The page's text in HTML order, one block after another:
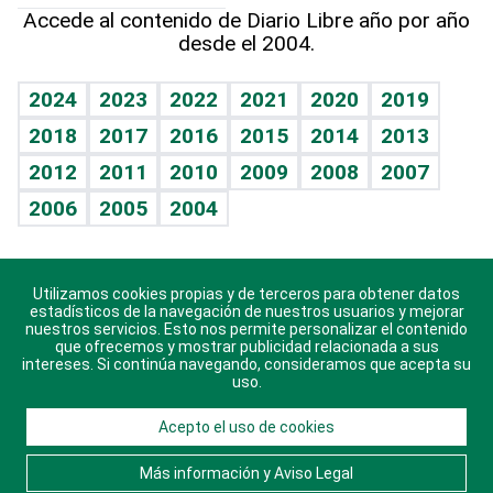
Vida y familia
Eñe
Celebrando la vida
Sin complejos
En pocas palabras
Escuchando al corazón
Economía Personal
TBT Deportivo
Hecho en casa
Guía del dinero
Cumpleaños
Horóscopos
Crucigramas
Accede al contenido de Diario Libre año por año
desde el 2004.
2024 2023 2022 2021 2020
2019
2018
2017 2016 2015 2014
2013
2012
2011 2010 2009 2008
2007
2006
2005 2004
Descarga nuestras aplicaciones para Android, iOS y
sistema Huawei.
© 2021 Diario Libre, todos los derechos reservados.
Consulta elAviso Legal. Ponte en Contacto
Utilizamos cookies propias y de terceros para obtener datos
estadísticos de la navegación de nuestros usuarios y mejorar
nuestros servicios. Esto nos permite personalizar el contenido
que ofrecemos y mostrar publicidad relacionada a sus
intereses. Si continúa navegando, consideramos que acepta su
uso.
Acepto el uso de cookies
Más información y Aviso Legal